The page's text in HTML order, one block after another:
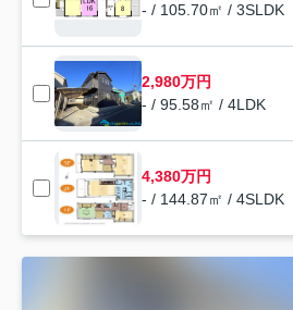
- / 105.70㎡ / 3SLDK
2,980万円
- / 95.58㎡ / 4LDK
4,380万円
- / 144.87㎡ / 4SLDK